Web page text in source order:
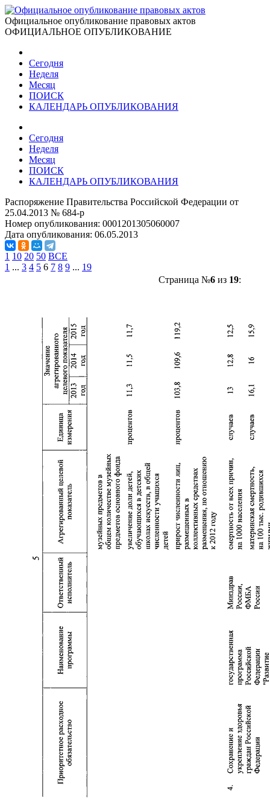
Официальное опубликование правовых актов
ОФИЦИАЛЬНОЕ ОПУБЛИКОВАНИЕ
Сегодня
Неделя
Месяц
ПОИСК
КАЛЕНДАРЬ ОПУБЛИКОВАНИЯ
Сегодня
Неделя
Месяц
ПОИСК
КАЛЕНДАРЬ ОПУБЛИКОВАНИЯ
Распоряжение Правительства Российской Федерации от
25.04.2013 № 684-р
Номер опубликования: 0001201305060007
Дата опубликования: 06.05.2013
1 10 20 50 ВСЕ
1 ... 3 4 5 6 7 8 9 ... 19
Страница №6из 19: